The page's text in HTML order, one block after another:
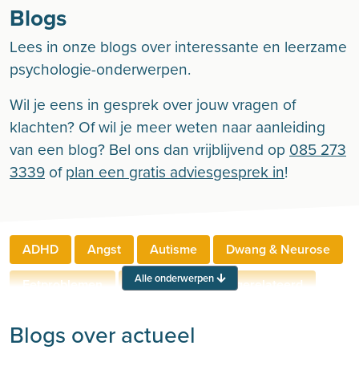
Blogs
Lees in onze blogs over interessante en leerzame
psychologie-onderwerpen.
Wil je eens in gesprek over jouw vragen of
klachten? Of wil je meer weten naar aanleiding
van een blog? Bel ons dan vrijblijvend op 085 273
3339 ofplan een gratis adviesgesprek in!
ADHD Angst Autisme
Dwang & Neurose
Eetproblemen
Relaties
Werkgerelateerd
Alle onderwerpen
Blogs over actueel